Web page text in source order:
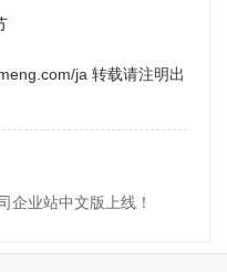
ja 转载请注明出
企业站中文版上线！